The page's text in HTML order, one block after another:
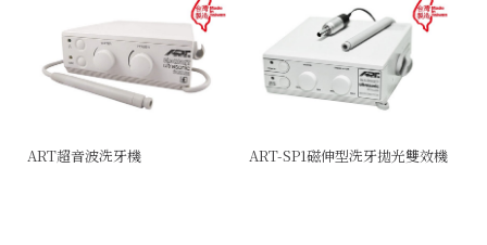
ART超音波洗牙機 ART-SP1磁伸型洗牙拋光雙效機